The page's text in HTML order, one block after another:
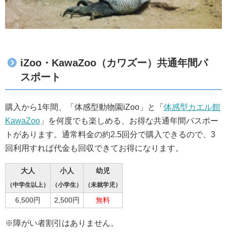
iZoo・KawaZoo（カワズー）共通年間パ
スポート
購入から1年間、「体感型動物園iZoo」と「 体感型カエル館
KawaZoo 」を何度でも楽しめる、お得な共通年間パスポー
トがあります。通常料金の約2.5回分で購入できるので、3
回利用すれば代金も回収できてお得になります。
大人
（中学生以上）
小人
（小学生）
幼児
（未就学児）
6,500円 2,500円 無料
※障がい者割引はありません。